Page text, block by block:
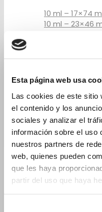
Esta página web usa
Las cookies de este sitio
el contenido y los
sociales y analizar el
información sobre el uso
nuestros partners de
web, quienes pueden
que les haya
partir del uso que haya
10 ml – 17×74
10 ml – 23×46
15 ml
15 ml 19×88 mm
20 ml
20 ml 19×105
20 ml 26×60
Flacons pour Compte-
2 ml
3 ml
3 ml – 16×37